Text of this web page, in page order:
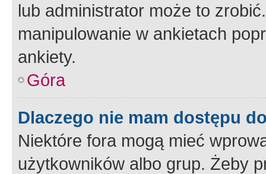
lub administrator może to
manipulowanie w ankietach
ankiety.
Góra
Dlaczego nie mam dostępu
Niektóre fora mogą mieć
użytkowników albo grup. Żeby